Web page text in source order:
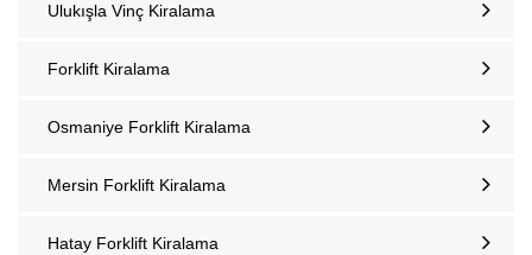
Ulukışla Vinç Kiralama
Forklift Kiralama
Osmaniye Forklift Kiralama
Mersin Forklift Kiralama
Hatay Forklift Kiralama